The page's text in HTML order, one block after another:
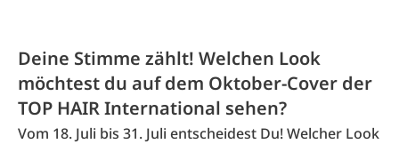
Deine Stimme zählt! Welchen Look
möchtest du auf dem Oktober-Cover der
TOP HAIR International sehen?
Vom 18. Juli bis 31. Juli entscheidest Du! Welcher Look